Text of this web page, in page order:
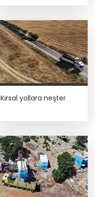
Kırsal yollara neşter